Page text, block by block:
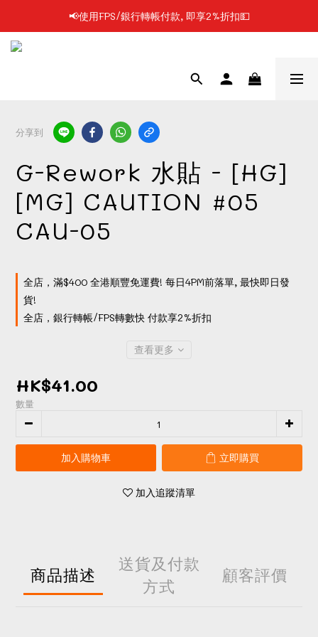
📢凡購物滿$199 順豐自提點免運費📦📦
📢使用FPS/銀行轉帳付款, 即享2%折扣💵
分享到
G-Rework 水貼 - [HG]
[MG] CAUTION #05
CAU-05
全店，滿$400 全港順豐免運費! 每日4PM前落單, 最快即日發
貨!
全店，銀行轉帳/FPS轉數快 付款享2%折扣
查看更多
HK$41.00
數量
加入購物車 立即購買
加入追蹤清單
商品描述
送貨及付款
方式
顧客評價